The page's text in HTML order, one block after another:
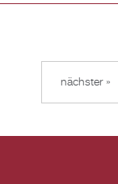
nächster »